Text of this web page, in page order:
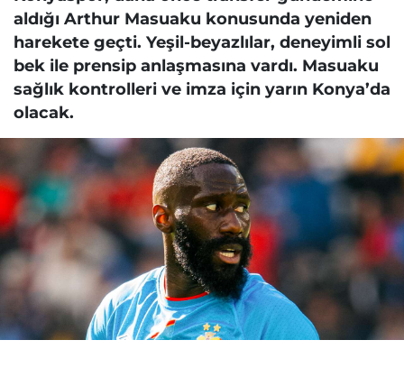
aldığı Arthur Masuaku konusunda yeniden
harekete geçti. Yeşil-beyazlılar, deneyimli sol
bek ile prensip anlaşmasına vardı. Masuaku
sağlık kontrolleri ve imza için yarın Konya’da
olacak.